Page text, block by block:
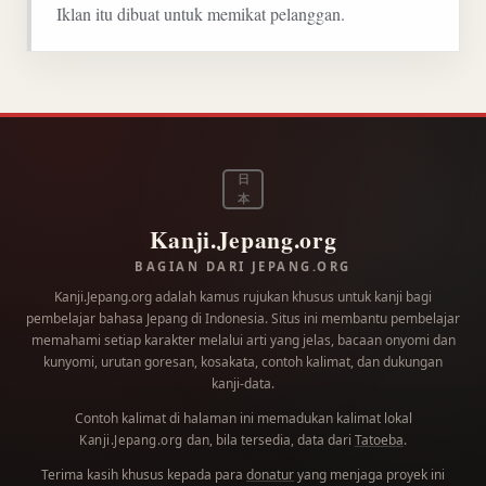
Iklan itu dibuat untuk memikat pelanggan.
日
本
Kanji.Jepang.org
BAGIAN DARI JEPANG.ORG
Kanji.Jepang.org adalah kamus rujukan khusus untuk kanji bagi
pembelajar bahasa Jepang di Indonesia. Situs ini membantu pembelajar
memahami setiap karakter melalui arti yang jelas, bacaan onyomi dan
kunyomi, urutan goresan, kosakata, contoh kalimat, dan dukungan
kanji-data.
Contoh kalimat di halaman ini memadukan kalimat lokal
Kanji.Jepang.org dan, bila tersedia, data dari Tatoeba.
Terima kasih khusus kepada para donaturyang menjaga proyek ini